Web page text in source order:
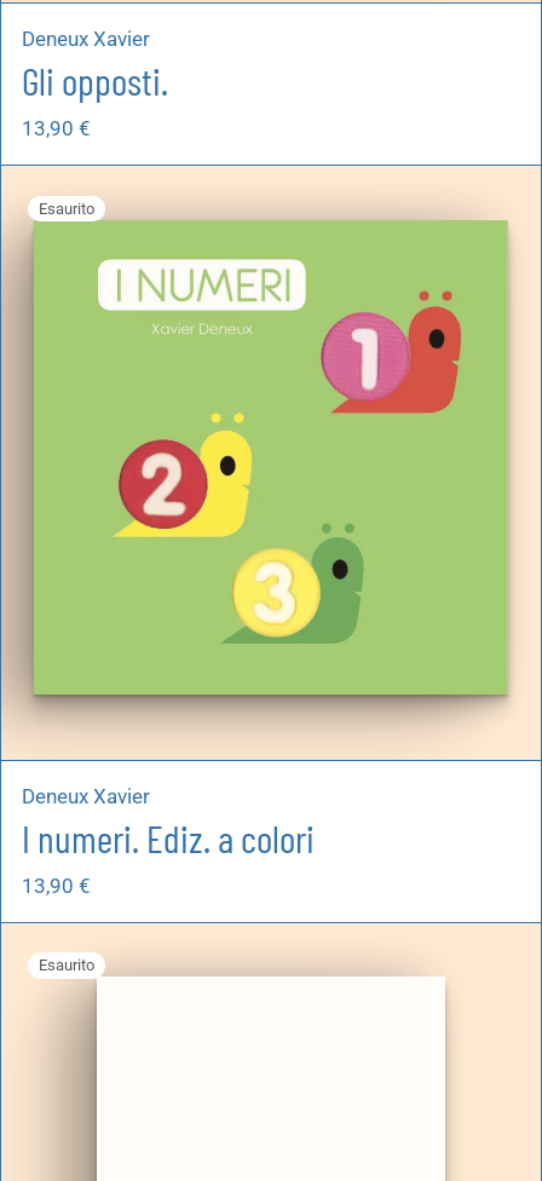
Deneux Xavier
Gli opposti.
13,90 €
Esaurito
Deneux Xavier
I numeri. Ediz. a colori
13,90 €
Esaurito